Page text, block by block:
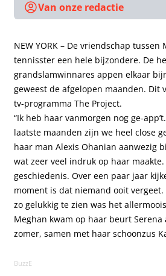
Van onze redactie
NEW YORK – De vriendschap
tennisster een hele bijzondere. De
grandslamwinnares appen elkaar
geweest de afgelopen maanden.
tv-programma The Project.
“Ik heb haar vanmorgen nog ge-
laatste maanden zijn we heel close
haar man Alexis Ohanian aanwezig
wat zeer veel indruk op haar
geschiedenis. Over een paar jaar
moment is dat niemand ooit
zo gelukkig te zien was het
Meghan kwam op haar beurt
zomer, samen met haar schoonzus
BuzzE